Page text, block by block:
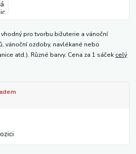
pro tvorbu bižuterie a vánoční
vánoční ozdoby, navlékané nebo
atd.). Různé barvy. Cena za 1 sáček celý